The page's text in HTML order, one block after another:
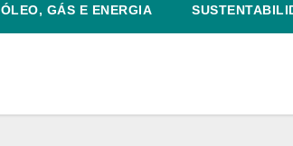
ÓLEO, GÁS E ENERGIA